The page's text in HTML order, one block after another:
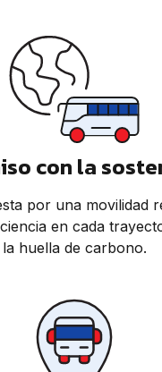
con la
por una movilidad
en cada
la huella de carbono.